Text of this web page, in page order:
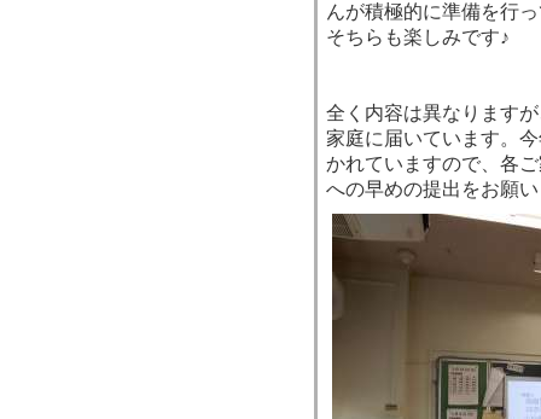
んが積極的に準備を行
そちらも楽しみです♪
全く内容は異なります
家庭に届いています。
かれていますので、各
への早めの提出をお願